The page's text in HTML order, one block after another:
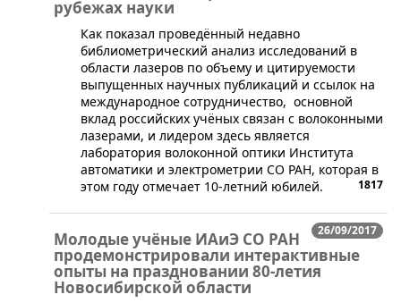
рубежах науки
Как показал проведённый недавно
библиометрический анализ исследований в
области лазеров по объему и цитируемости
выпущенных научных публикаций и ссылок на
международное сотрудничество, основной
вклад российских учёных связан с волоконными
лазерами, и лидером здесь является
лаборатория волоконной оптики Института
автоматики и электрометрии СО РАН, которая в
этом году отмечает 10-летний юбилей.
1817
26/09/2017
Молодые учёные ИАиЭ СО РАН
продемонстрировали интерактивные
опыты на праздновании 80-летия
Новосибирской области